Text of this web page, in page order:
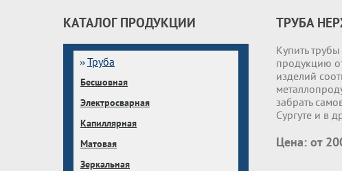
КАТАЛОГ ПРОДУКЦИИ
Труба
Бесшовная
Электросварная
Капиллярная
Матовая
Зеркальная
ТРУБА
Купить
продукцию
изделий
забрать
Сургуте и в
Цена: от